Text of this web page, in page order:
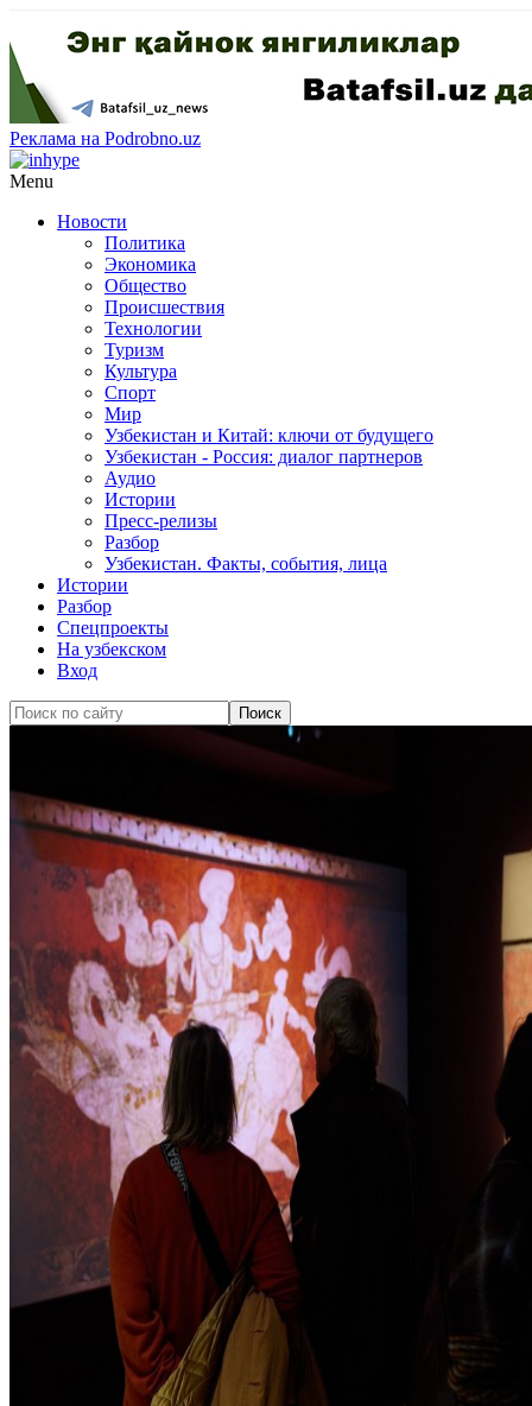
Реклама на Podrobno.uz
Menu
Новости
Политика
Экономика
Общество
Происшествия
Технологии
Туризм
Культура
Спорт
Мир
Узбекистан и Китай: ключи от будущего
Узбекистан - Россия: диалог партнеров
Аудио
Истории
Пресс-релизы
Разбор
Узбекистан. Факты, события, лица
Истории
Разбор
Спецпроекты
На узбекском
Вход